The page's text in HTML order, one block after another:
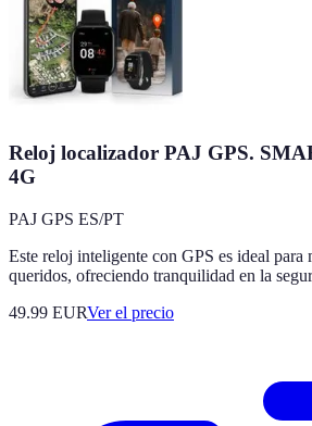
Reloj localizador PAJ GPS.
4G
PAJ GPS ES/PT
Este reloj inteligente con GPS es ideal para
queridos, ofreciendo tranquilidad en la
49.99 EURVer el precio